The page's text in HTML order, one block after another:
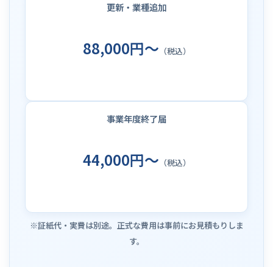
更新・業種追加
88,000円～ （税込）
事業年度終了届
44,000円～ （税込）
※証紙代・実費は別途。正式な費用は事前にお見積もりしま
す。